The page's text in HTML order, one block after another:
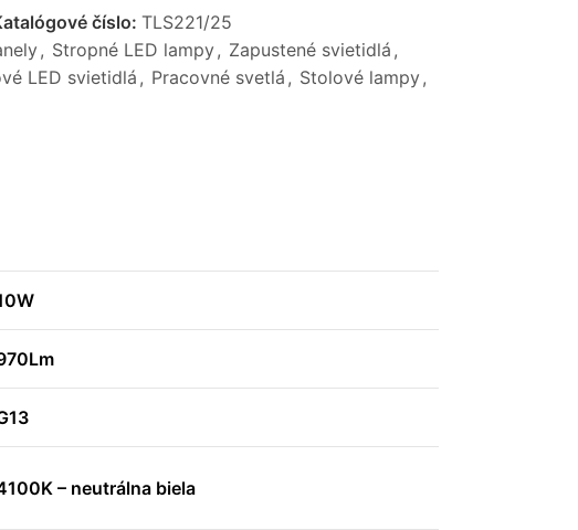
číslo: TLS221/25
, Stropné LED lampy, Zapustené svietidlá ,
LED svietidlá , Pracovné svetlá , Stolové lampy,
– neutrálna biela